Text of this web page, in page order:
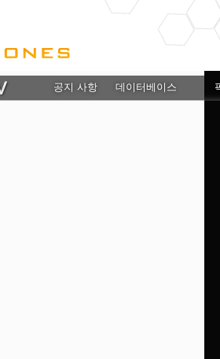
공지 사항 데이터베이스